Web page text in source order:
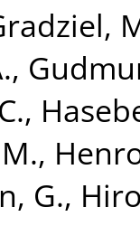
,
,
,
G.,